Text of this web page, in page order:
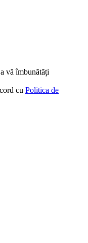
vă îmbunătăți
cu Politica de